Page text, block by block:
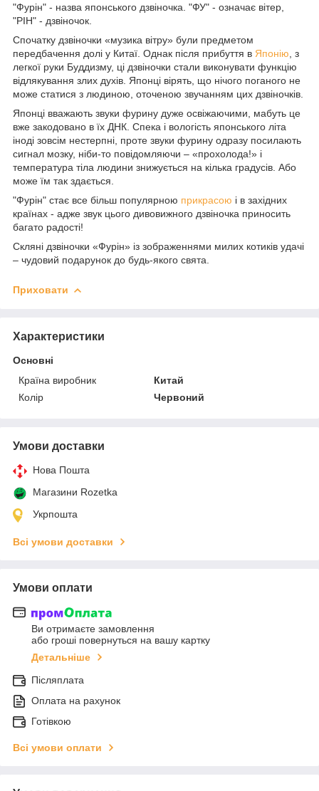
"Фурін" - назва японського дзвіночка. "ФУ" - означає вітер,
"РІН" - дзвіночок.
Спочатку дзвіночки «музика вітру» були предметом
передбачення долі у Китаї. Однак після прибуття в Японію , з
легкої руки Буддизму, ці дзвіночки стали виконувати функцію
відлякування злих духів. Японці вірять, що нічого поганого не
може статися з людиною, оточеною звучанням цих дзвіночків.
Японці вважають звуки фурину дуже освіжаючими, мабуть це
вже закодовано в їх ДНК. Спека і вологість японського літа
іноді зовсім нестерпні, проте звуки фурину одразу посилають
сигнал мозку, ніби-то повідомляючи – «прохолода!» і
температура тіла людини знижується на кілька градусів. Або
може їм так здається.
"Фурін" стає все більш популярною прикрасою і в західних
країнах - адже звук цього дивовижного дзвіночка приносить
багато радості!
Скляні дзвіночки «Фурін» із зображеннями милих котиків удачі
– чудовий подарунок до будь-якого свята.
Приховати
Характеристики
Основні
Країна виробник
Китай
Колір
Червоний
Умови доставки
Нова Пошта
Магазини Rozetka
Укрпошта
Всі умови доставки
Умови оплати
Ви отримаєте замовлення
або гроші повернуться на вашу картку
Детальніше
Післяплата
Оплата на рахунок
Готівкою
Всі умови оплати